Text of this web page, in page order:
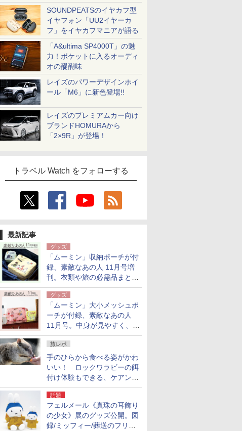
SOUNDPEATSのイヤカフ型
イヤフォン「UU2イヤーカ
フ」をイヤカフマニアが語る
「A&ultima SP4000T」の魅
力！ポケットに入るオーディ
オの醍醐味
レイズのパワーデザインホイ
ール「M6」に新色登場!!
レイズのプレミアムカー向け
ブランドHOMURAから
「2×9R」が登場！
トラベル Watch をフォローする
最新記事
グッズ
「ムーミン」収納ポーチが付
録、素敵なあの人 11月号増
刊。衣類や旅の必需品まとま
る大小2個セット
グッズ
「ムーミン」大小メッシュポ
ーチが付録、素敵なあの人
11月号。中身が見やすく、温
泉スパにも使える
旅レポ
手のひらから食べる姿がかわ
いい！ ロックワラビーの餌
付け体験もできる、ケアンズ
でアサートン高原の日本語ガ
イド付きツアーに参加してみ
た
話題
フェルメール《真珠の耳飾り
の少女》展のグッズ公開。図
録/ミッフィー/葬送のフリー